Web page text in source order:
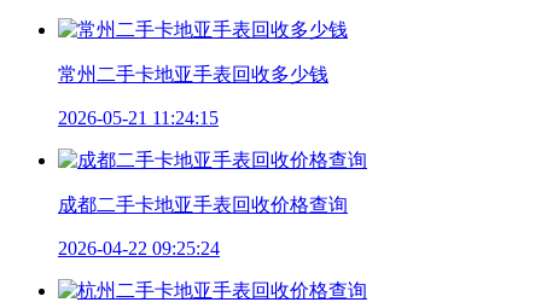
常州二手卡地亚手表回收多少钱
2026-05-21 11:24:15
成都二手卡地亚手表回收价格查询
2026-04-22 09:25:24